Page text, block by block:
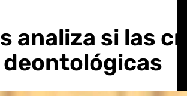
analiza si las
deontológicas